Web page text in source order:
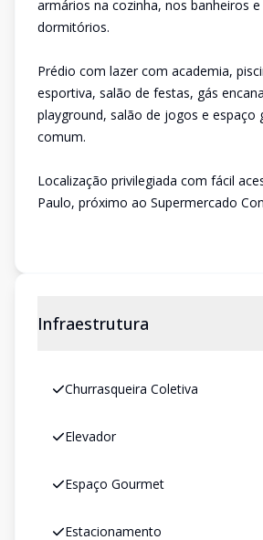
armários na cozinha, nos banheiros
dormitórios.
Prédio com lazer com academia,
esportiva, salão de festas, gás
playground, salão de jogos e espaço
comum.
Localização privilegiada com fácil
Paulo, próximo ao Supermercado
Infraestrutura
Churrasqueira Coletiva
Elevador
Espaço Gourmet
Estacionamento